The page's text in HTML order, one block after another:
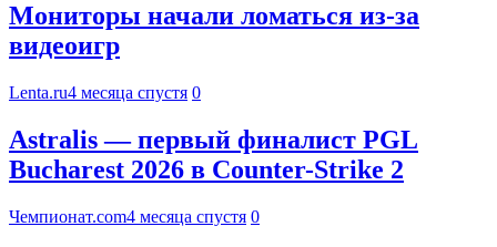
Мониторы начали ломаться из-за
видеоигр
Lenta.ru4 месяца спустя 0
Astralis — первый финалист PGL
Bucharest 2026 в Counter-Strike 2
Чемпионат.com4 месяца спустя 0